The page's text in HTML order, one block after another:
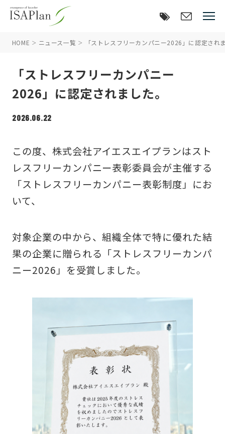
HOME ニュース一覧 「ストレスフリーカンパニー2026」に認定され
「ストレスフリーカンパニー
2026」に認定されました。
2026.06.22
この度、株式会社アイエスエイプランはスト
レスフリーカンパニー表彰委員会が主催する
「ストレスフリーカンパニー表彰制度」にお
いて、
対象企業の中から、組織全体で特に優れた結
果の企業に贈られる「ストレスフリーカンパ
ニー2026」を受賞しました。